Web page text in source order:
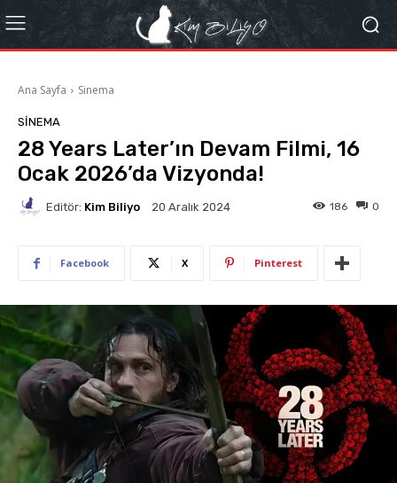
Ana Sayfa Sinema
SINEMA
28 Years Later’ın Devam Filmi, 16
Ocak 2026’da Vizyonda!
Editör: Kim Biliyo 20 Aralık 2024 0
186
Facebook X Pinterest